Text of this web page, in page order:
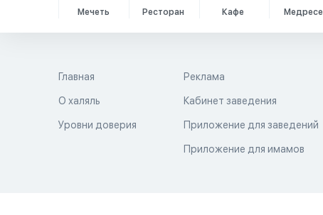
Мечеть Ресторан Кафе Медресе
Главная
О халяль
Уровни доверия
Реклама
Кабинет заведения
Приложение для заведений
Приложение для имамов